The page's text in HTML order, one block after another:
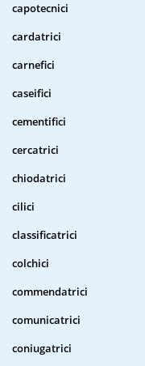
capotecnici
cardatrici
carnefici
caseifici
cementifici
cercatrici
chiodatrici
cilici
classificatrici
colchici
commendatrici
comunicatrici
coniugatrici